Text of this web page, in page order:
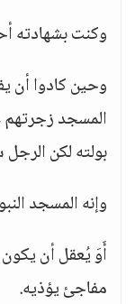
وكنت بشهادته
وحين كادوا أن
المسجد
بولته لكن
وإنه المسجد
أَوَ يُعقل أن
مفاجئ يؤذيه.